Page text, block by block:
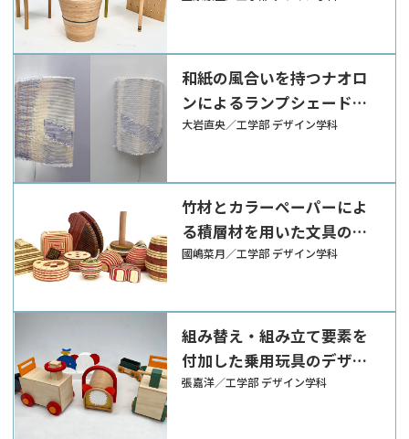
和紙の風合いを持つナオロ
ンによるランプシェードの
提案
大岩直央／工学部 デザイン学科
竹材とカラーペーパーによ
る積層材を用いた文具のデ
ザイン
國嶋菜月／工学部 デザイン学科
組み替え・組み立て要素を
付加した乗用玩具のデザイ
ン
張嘉洋／工学部 デザイン学科